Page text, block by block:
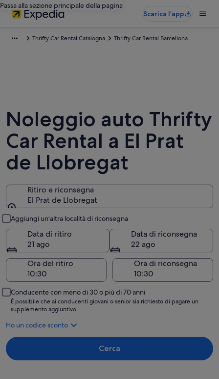
Passa alla sezione principale della pagina
Scarica l’app
Thrifty Car Rental Catalogna Thrifty Car Rental Barcellona
Noleggio auto Thrifty
Car Rental a El Prat
de Llobregat
Ritiro e riconsegna
El Prat de Llobregat
Aggiungi un’altra località di riconsegna
Data di ritiro
21 ago
Data di riconsegna
22 ago
Ora del ritiro
Ora di riconsegna
Conducente con meno di 30 o più di 70 anni
È possibile che ai conducenti giovani o senior sia richiesto di pagare un
supplemento aggiuntivo.
Ho un codice sconto
Cerca